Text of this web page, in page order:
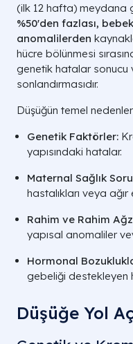
(ilk 12 hafta) meydana
%50'den fazlası,
anomalilerden
hücre bölünmesi
genetik hatalar
sonlandırmasıdır.
Düşüğün temel
Genetik Faktörler:
yapısındaki hatalar.
Maternal Sağlık
hastalıkları veya
Rahim ve Rahim
yapısal anomaliler
Hormonal
gebeliği destekleyen
Düşüğe Yol